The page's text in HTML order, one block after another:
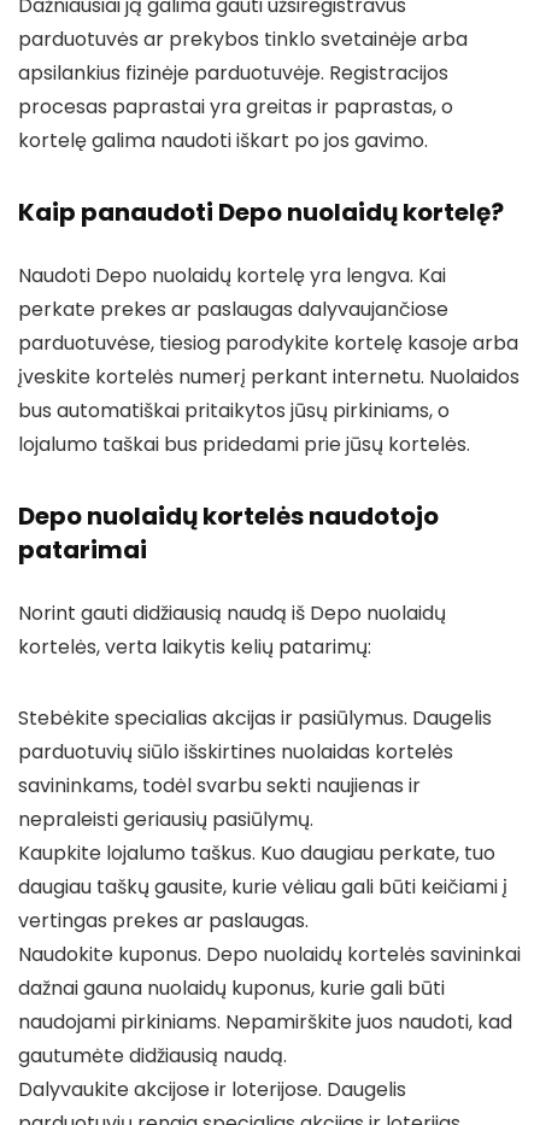
Dažniausiai ją galima gauti užsiregistravus
parduotuvės ar prekybos tinklo svetainėje arba
apsilankius fizinėje parduotuvėje. Registracijos
procesas paprastai yra greitas ir paprastas, o
kortelę galima naudoti iškart po jos gavimo.
Kaip panaudoti Depo nuolaidų kortelę?
Naudoti Depo nuolaidų kortelę yra lengva. Kai
perkate prekes ar paslaugas dalyvaujančiose
parduotuvėse, tiesiog parodykite kortelę kasoje arba
įveskite kortelės numerį perkant internetu. Nuolaidos
bus automatiškai pritaikytos jūsų pirkiniams, o
lojalumo taškai bus pridedami prie jūsų kortelės.
Depo nuolaidų kortelės naudotojo
patarimai
Norint gauti didžiausią naudą iš Depo nuolaidų
kortelės, verta laikytis kelių patarimų:
Stebėkite specialias akcijas ir pasiūlymus. Daugelis
parduotuvių siūlo išskirtines nuolaidas kortelės
savininkams, todėl svarbu sekti naujienas ir
nepraleisti geriausių pasiūlymų.
Kaupkite lojalumo taškus. Kuo daugiau perkate, tuo
daugiau taškų gausite, kurie vėliau gali būti keičiami į
vertingas prekes ar paslaugas.
Naudokite kuponus. Depo nuolaidų kortelės savininkai
dažnai gauna nuolaidų kuponus, kurie gali būti
naudojami pirkiniams. Nepamirškite juos naudoti, kad
gautumėte didžiausią naudą.
Dalyvaukite akcijose ir loterijose. Daugelis